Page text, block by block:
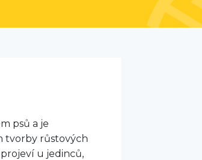
psů a je
tvorby růstových
u jedinců,